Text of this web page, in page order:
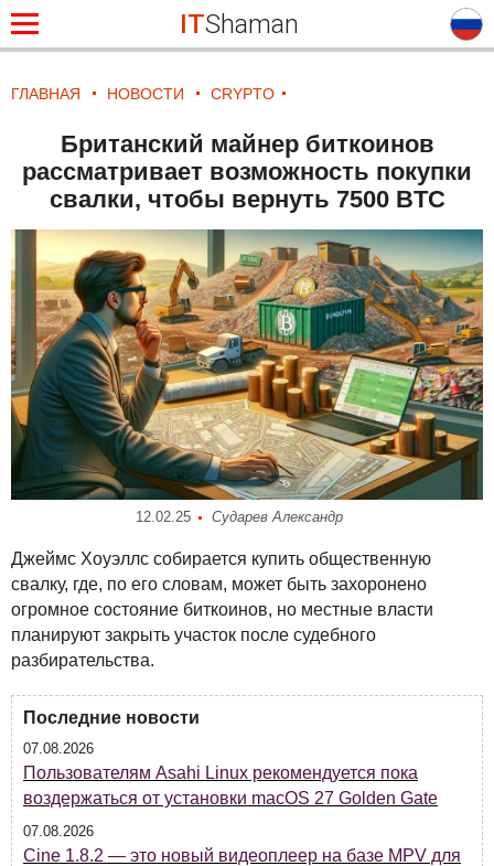
ITShaman
ГЛАВНАЯ НОВОСТИ CRYPTO
Британский майнер биткоинов
рассматривает возможность покупки
свалки, чтобы вернуть 7500 BTC
12.02.25 Сударев Александр
Джеймс Хоуэллс собирается купить общественную
свалку, где, по его словам, может быть захоронено
огромное состояние биткоинов, но местные власти
планируют закрыть участок после судебного
разбирательства.
Последние новости
07.08.2026
Пользователям Asahi Linux рекомендуется пока
воздержаться от установки macOS 27 Golden Gate
07.08.2026
Cine 1.8.2 — это новый видеоплеер на базе MPV для